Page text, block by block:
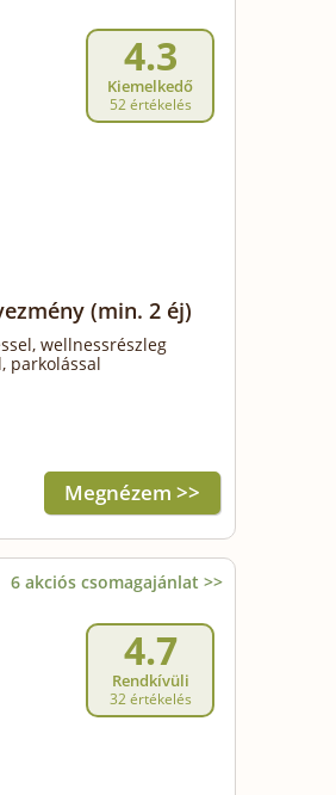
4.3
Kiemelkedő
52 értékelés
(min. 2 éj)
wellnessrészleg
parkolással
Megnézem >>
6 akciós csomagajánlat >>
4.7
Rendkívüli
32 értékelés